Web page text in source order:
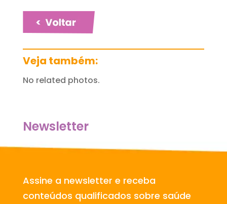
Veja também:
No related photos.
Newsletter
Assine a newsletter e receba
conteúdos qualificados sobre saúde